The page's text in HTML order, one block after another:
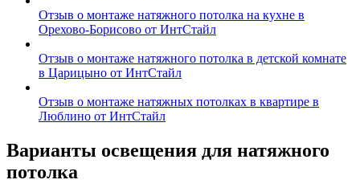
Отзыв о монтаже натяжного потолка на кухне в
Орехово-Борисово от ИнтСтайл
Отзыв о монтаже натяжного потолка в детской комнате
в Царицыно от ИнтСтайл
Отзыв о монтаже натяжных потолках в квартире в
Люблино от ИнтСтайл
Варианты освещения для натяжного
потолка